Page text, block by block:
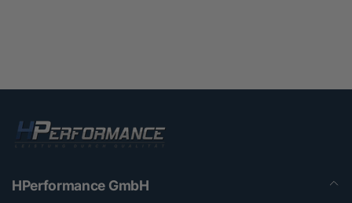
HPerformance GmbH